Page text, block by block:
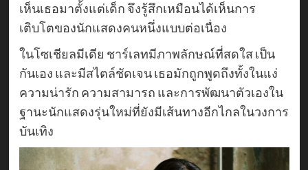
เห็นเธอมาตั้งแต่เด็ก จึงรู้สึกเหมือนได้เห็นการ
เติบโตของนักแสดงคนหนึ่งแบบต่อเนื่อง
ในโซเชียลมีเดีย ชาร์เลทมีภาพลักษณ์ที่สดใส เป็น
กันเอง และมีสไตล์ชัดเจน เธอมักถูกพูดถึงทั้งในแง่
ความน่ารัก ความสามารถ และการพัฒนาตัวเองใน
ฐานะนักแสดงรุ่นใหม่ที่ยังมีเส้นทางอีกไกลในวงการ
บันเทิง